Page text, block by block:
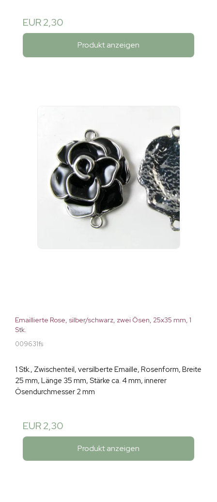
EUR 2,30
Produkt anzeigen
Emaillierte Rose, silber/schwarz, zwei Ösen, 25x35 mm, 1
Stk.
009631fs
1 Stk., Zwischenteil, versilberte Emaille, Rosenform, Breite
25 mm, Länge 35 mm, Stärke ca. 4 mm, innerer
Ösendurchmesser 2 mm
EUR 2,30
Produkt anzeigen